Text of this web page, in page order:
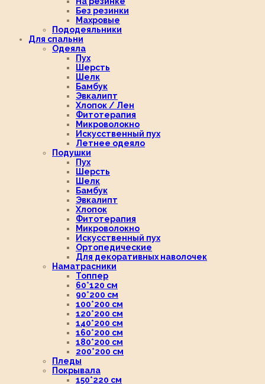
Без резинки
Махровые
Пододеяльники
Для спальни
Одеяла
Пух
Шерсть
Шелк
Бамбук
Эвкалипт
Хлопок / Лен
Фитотерапия
Микроволокно
Искусственный пух
Летнее одеяло
Подушки
Пух
Шерсть
Шелк
Бамбук
Эвкалипт
Хлопок
Фитотерапия
Микроволокно
Искусственный пух
Ортопедические
Для декоративных наволочек
Наматрасники
Топпер
60*120 см
90*200 см
100*200 см
120*200 см
140*200 см
160*200 см
180*200 см
200*200 см
Пледы
Покрывала
150*220 см